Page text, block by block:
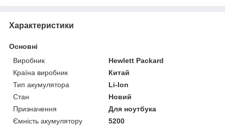
Характеристики
Основні
Виробник
Hewlett Packard
Країна виробник
Китай
Тип акумулятора
Li-Ion
Стан
Новий
Призначення
Для ноутбука
Ємність акумулятору
5200